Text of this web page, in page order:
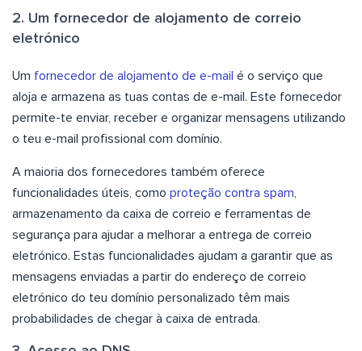
2. Um fornecedor de alojamento de correio
eletrónico
Um fornecedor de alojamento de e-mail é o serviço que
aloja e armazena as tuas contas de e-mail. Este fornecedor
permite-te enviar, receber e organizar mensagens utilizando
o teu e-mail profissional com domínio.
A maioria dos fornecedores também oferece
funcionalidades úteis, como proteção contra spam
armazenamento da caixa de correio e ferramentas de
segurança para ajudar a melhorar a entrega de correio
eletrónico. Estas funcionalidades ajudam a garantir que as
mensagens enviadas a partir do endereço de correio
eletrónico do teu domínio personalizado têm mais
probabilidades de chegar à caixa de entrada.